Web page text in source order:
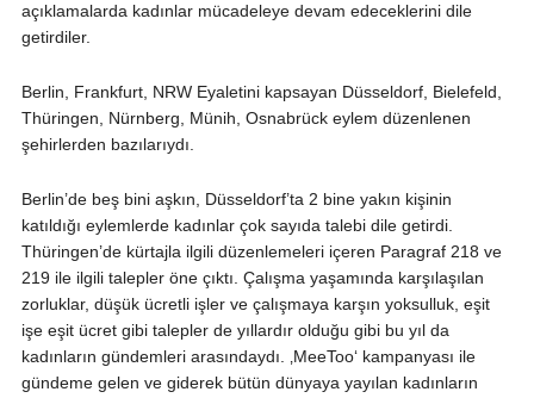
açıklamalarda kadınlar mücadeleye devam edeceklerini dile
getirdiler.
Berlin, Frankfurt, NRW Eyaletini kapsayan Düsseldorf, Bielefeld,
Thüringen, Nürnberg, Münih, Osnabrück eylem düzenlenen
şehirlerden bazılarıydı.
Berlin’de beş bini aşkın, Düsseldorf’ta 2 bine yakın kişinin
katıldığı eylemlerde kadınlar çok sayıda talebi dile getirdi.
Thüringen’de kürtajla ilgili düzenlemeleri içeren Paragraf 218 ve
219 ile ilgili talepler öne çıktı. Çalışma yaşamında karşılaşılan
zorluklar, düşük ücretli işler ve çalışmaya karşın yoksulluk, eşit
işe eşit ücret gibi talepler de yıllardır olduğu gibi bu yıl da
kadınların gündemleri arasındaydı. ‚MeeToo‘ kampanyası ile
gündeme gelen ve giderek bütün dünyaya yayılan kadınların